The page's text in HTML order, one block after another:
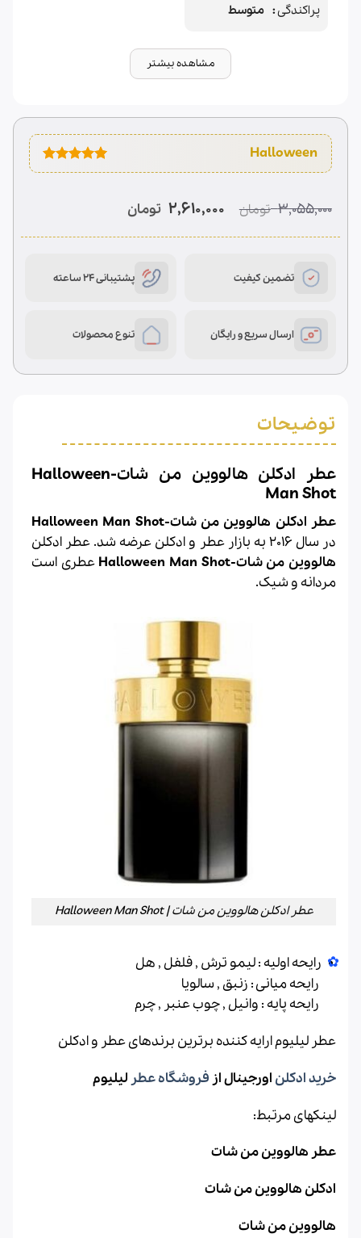
پراکندگی متوسط
مشاهده بیشتر
امتیازدهی
1
3,055,000 تومان قیمت
اصلی
3,055,000 تومان
2,610,000 تومان قیمت
فعلی
2,610,000 تومان
تضمین کیفیت پشتیبانی 24 ساعته
ارسال سریع و رایگان تنوع محصولات
توضیحات
عطر ادکلن هالووین من شات-Halloween
Man Shot
عطر ادکلن هالووین من شات-Halloween Man Shot
در سال 2016 به بازار عطر و ادکلن عرضه شد. عطر ادکلن
هالووین من شات-Halloween Man Shot
عطری است
مردانه و شیک.
عطر ادکلن هالووین من شات | Halloween Man Shot
رایحه اولیه : لیمو ترش , فلفل , هل
رایحه میانی : زنبق , سالویا
رایحه پایه : وانیل , چوب عنبر , چرم
عطر لیلیوم ارایه کننده برترین برندهای عطر و ادکلن
خرید ادکلن اورجینال از فروشگاه عطر لیلیوم
لینکهای مرتبط:
عطر هالووین من شات
ادکلن هالووین من شات
هالووین من شات